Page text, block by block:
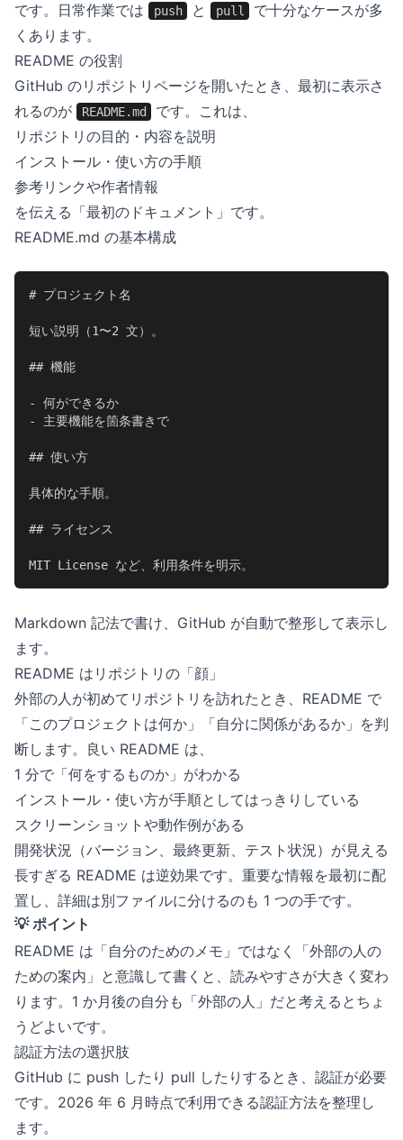
です。日常作業では
push と pull
で十分なケースが多
くあります。
README の役割
GitHub のリポジトリページを開いたとき、最初に表示さ
れるのが
README.md
です。これは、
リポジトリの目的・内容を説明
インストール・使い方の手順
参考リンクや作者情報
を伝える「最初のドキュメント」です。
README.md の基本構成
# プロジェクト名
短い説明（1〜2 文）。
## 機能
- 何ができるか
- 主要機能を箇条書きで
## 使い方
具体的な手順。
## ライセンス
MIT License など、利用条件を明示。
Markdown 記法で書け、GitHub が自動で整形して表示し
ます。
README はリポジトリの「顔」
外部の人が初めてリポジトリを訪れたとき、README で
「このプロジェクトは何か」「自分に関係があるか」を判
断します。良い README は、
1 分で「何をするものか」がわかる
インストール・使い方が手順としてはっきりしている
スクリーンショットや動作例がある
開発状況（バージョン、最終更新、テスト状況）が見える
長すぎる README は逆効果です。重要な情報を最初に配
置し、詳細は別ファイルに分けるのも 1 つの手です。
💡 ポイント
README は「自分のためのメモ」ではなく「外部の人の
ための案内」と意識して書くと、読みやすさが大きく変わ
ります。1 か月後の自分も「外部の人」だと考えるとちょ
うどよいです。
認証方法の選択肢
GitHub に push したり pull したりするとき、認証が必要
です。2026 年 6 月時点で利用できる認証方法を整理し
ます。